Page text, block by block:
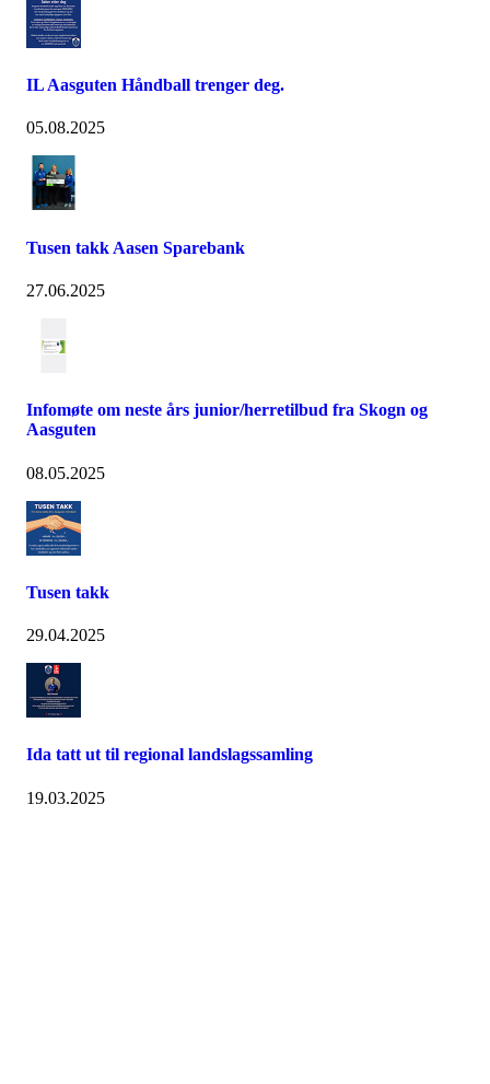
IL Aasguten Håndball trenger deg.
05.08.2025
Tusen takk Aasen Sparebank
27.06.2025
Infomøte om neste års junior/herretilbud fra Skogn og
Aasguten
08.05.2025
Tusen takk
29.04.2025
Ida tatt ut til regional landslagssamling
19.03.2025